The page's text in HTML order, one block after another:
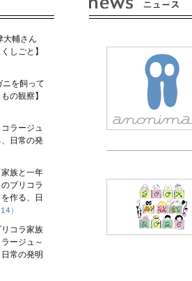
大輔さん
しごと】
を飼って
の観察】
ラージュ
日常の発
族と一年
ブリコラ
作る、日
）
コラ家族
ージュ～
常の発明